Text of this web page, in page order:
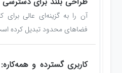
آن را به گزینه‌ای عالی برای
فضاهای محدود تبدیل کرده
کاربری گسترده و همه‌کاره: